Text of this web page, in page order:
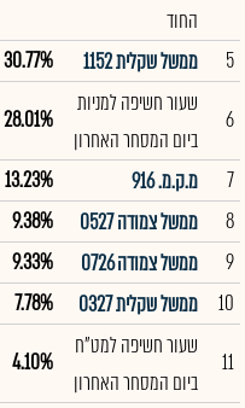
החוד
5 ממשל שקלית 1152 30.77%
6
שעור חשיפה למניות
ביום המסחר האחרון
28.01%
7
מ.ק.מ. 916 13.23%
8
ממשל צמודה 0527 9.38%
9
ממשל צמודה 0726 9.33%
10
ממשל שקלית 0327 7.78%
11
שעור חשיפה למט"ח
ביום המסחר האחרון
4.10%